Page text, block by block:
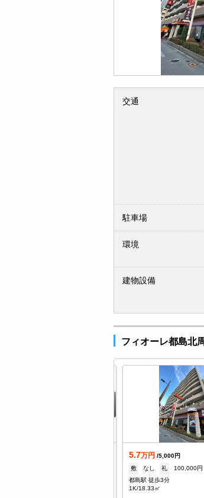
交通
駐車場
環境
建物設備
フィオーレ都島北
5.7万円 /5,000円
敷
なし 礼
100,000円
都島駅 徒歩3分
1K/18.33㎡